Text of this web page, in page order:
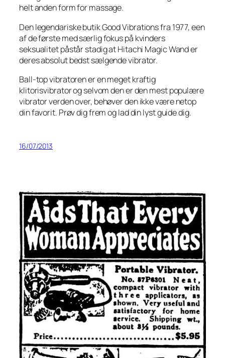
helt anden form for massage.
Den legendariske butik Good Vibrations fra 1977, een
af de første med særlig fokus på kvinders
seksualitet påstår stadig at Hitachi Magic Wand er
deres absolut bedst sælgende vibrator.
Ball-top vibratoren er en meget kraftig
klitorisvibrator og selvom den er den mest populære
vibrator verden over, behøver den ikke være netop
din favorit. Prøv dig frem og lad din lyst guide dig.
16/07/2013